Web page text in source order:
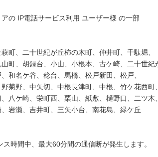
の IP電話サービス利用 ユーザー様 の一部
町、二十世紀が丘柿の木町、仲井町、千駄堀、
町、胡録台、小山、小根本、古ケ崎、二十世紀
和名ケ谷、稔台、馬橋、松戸新田、松戸、
菊野、中矢切、中根長津町、中根、竹ケ花西町、
八ケ崎、栄町西、栗山、紙敷、樋野口、二ツ木、
、岩瀬、吉井町、三矢小台、南花島、緑ケ丘
時間中、最大60分間の通信断が発生します。